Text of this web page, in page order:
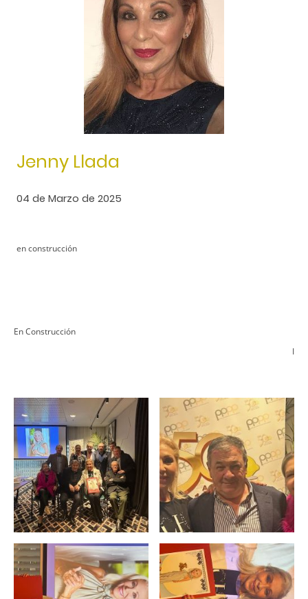
Jenny Llada
04 de Marzo de 2025
en construcción
En Construcción
I